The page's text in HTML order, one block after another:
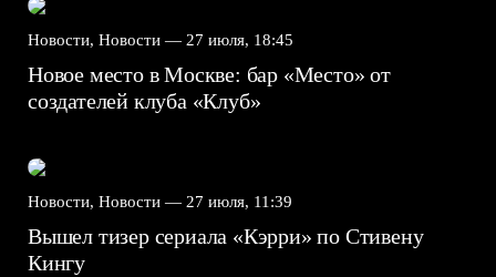
Новости, Новости — 27 июля, 18:45
Новое место в Москве: бар «Место» от
создателей клуба «Клуб»
Новости, Новости — 27 июля, 11:39
Вышел тизер сериала «Кэрри» по Стивену
Кингу